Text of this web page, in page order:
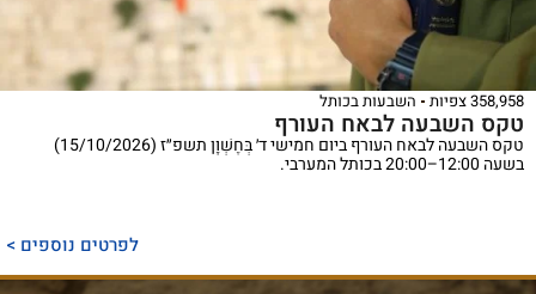
358,958 צפיות השבעות בכותל
טקס השבעה לבאח העורף
טקס השבעה לבאח העורף ביום חמישי ד׳ בְּחֶשְׁוָן תשפ״ז (15/10/2026)
בשעה 12:00–20:00 בכותל המערבי.
לפרטים נוספים >